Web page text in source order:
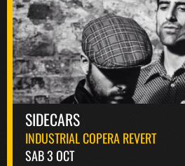
SIDECARS
INDUSTRIAL COPERA REVERT
SAB 3 OCT